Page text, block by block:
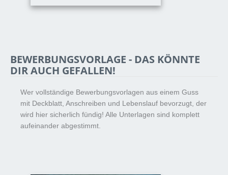
BEWERBUNGSVORLAGE - DAS KÖNNTE
DIR AUCH GEFALLEN!
Wer vollständige Bewerbungsvorlagen aus einem Guss
mit Deckblatt, Anschreiben und Lebenslauf bevorzugt, der
wird hier sicherlich fündig! Alle Unterlagen sind komplett
aufeinander abgestimmt.